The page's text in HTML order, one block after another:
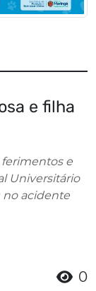
e filha
e
Universitário
no acidente
0